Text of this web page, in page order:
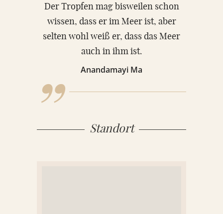
REFERENZEN
Der Tropfen mag bisweilen schon
wissen, dass er im Meer ist, aber
selten wohl weiß er, dass das Meer
auch in ihm ist.
Anandamayi Ma
„
Standort